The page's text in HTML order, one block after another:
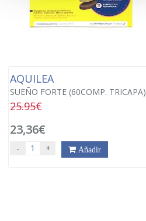
AQUILEA
SUEÑO FORTE (60COMP. TRICAPA)
25.95€
23,36€
- + Añadir